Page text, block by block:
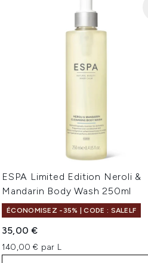
ESPA Limited Edition Neroli &
Mandarin Body Wash 250ml
ÉCONOMISEZ -35% | CODE : SALELF
35,00 €
140,00 € par L